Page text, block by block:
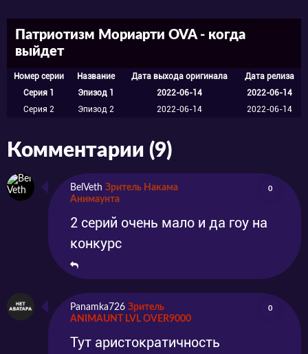
дискриминацией будет непросто. Но
отказаться от намеченной цели он уже не
может. И Уильям решается рискнуть,
несмотря на то, что тучи над ним уже
сгущаются и бывшие союзники готовы
Смотрите все сезоны и ову по аниме
Патриотизм Мориарти на нашем сайте
animaunt.org!
Патриотизм Мориарти OVA - когда
выйдет
Номер серии Название Дата выхода оригинала
Дата релиза
Серия 1
Эпизод 1 2022-06-14
2022-06-14
Серия 2
Эпизод 2 2022-06-14 2022-06-14
Комментарии (9)
BelVeth Зритель Накама
Анимаунта
0
2 серий очень мало и да гоу на
конкурс
Panamka726 Зритель
ANIMAUNT LVL OVER9000
0
Тут аристократичность